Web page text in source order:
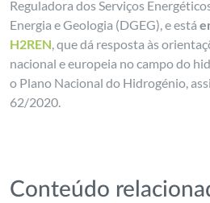
Reguladora dos Serviços
Energia e Geologia (DGEG), e está
H2REN, que dá resposta às
nacional e europeia no campo do
o Plano Nacional do Hidrogénio,
62/2020.
Conteúdo